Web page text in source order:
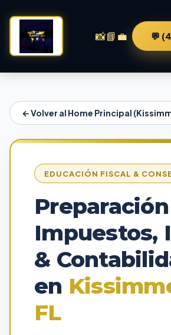
📸📘 💼 💬
← Volver al Home Principal
EDUCACIÓN FISCAL &
Impuestos,
&
en
FL